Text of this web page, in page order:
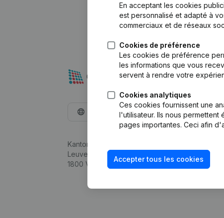
En acceptant les cookies
est personnalisé et adapté à
commerciaux et de réseaux
Cookies de préférence
Les cookies de préférence
les informations que vous
servent à rendre votre
Cookies analytiques
Ces cookies fournissent une
l'utilisateur. Ils nous
pages importantes. Ceci afin
Accepter tous les cookies
Français
Kantorenpark Everest
Leuvensesteenweg 248D,
1800 Vilvoorde